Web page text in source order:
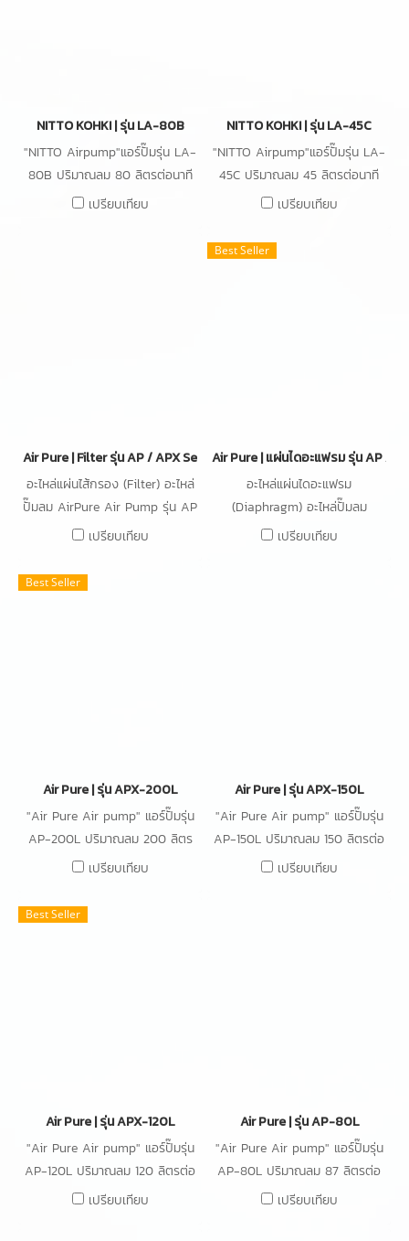
NITTO KOHKI | รุ่น LA-80B
"NITTO Airpump"แอร์ปั๊มรุ่น LA-
80B ปริมาณลม 80 ลิตรต่อนาที
ความดัน 0.15 bar กำลังไฟ 86W
เปรียบเทียบ
NITTO KOHKI | รุ่น LA-45C
"NITTO Airpump"แอร์ปั๊มรุ่น LA-
45C ปริมาณลม 45 ลิตรต่อนาที
ความดัน 0.11 bar กำลังไฟ 47W
เปรียบเทียบ
Air Pure | Filter รุ่น AP / APX Series
อะไหล่แผ่นไส้กรอง (Filter) อะไหล่
ปั๊มลม AirPure Air Pump รุ่น AP
/ APX Series (ทุกรุ่น) AP-
120L,APX-150L,APX-200L
เปรียบเทียบ
Best Seller
Air Pure | แผ่นไดอะแฟรม รุ่น AP /
อะไหล่แผ่นไดอะแฟรม
(Diaphragm) อะไหล่ปั๊มลม
AirPure Air Pump รุ่น AP /
เปรียบเทียบ
Best Seller
Air Pure | รุ่น APX-200L
"Air Pure Air pump" แอร์ปั๊มรุ่น
AP-200L ปริมาณลม 200 ลิตร
ต่อนาที กำลังไฟ 230W
เปรียบเทียบ
Air Pure | รุ่น APX-150L
"Air Pure Air pump" แอร์ปั๊มรุ่น
AP-150L ปริมาณลม 150 ลิตรต่อ
นาที กำลังไฟ 170W
เปรียบเทียบ
Best Seller
Air Pure | รุ่น APX-120L
"Air Pure Air pump" แอร์ปั๊มรุ่น
AP-120L ปริมาณลม 120 ลิตรต่อ
นาที กำลังไฟ 119W
เปรียบเทียบ
Air Pure | รุ่น AP-80L
"Air Pure Air pump" แอร์ปั๊มรุ่น
AP-80L ปริมาณลม 87 ลิตรต่อ
นาที กำลังไฟ 91W
เปรียบเทียบ